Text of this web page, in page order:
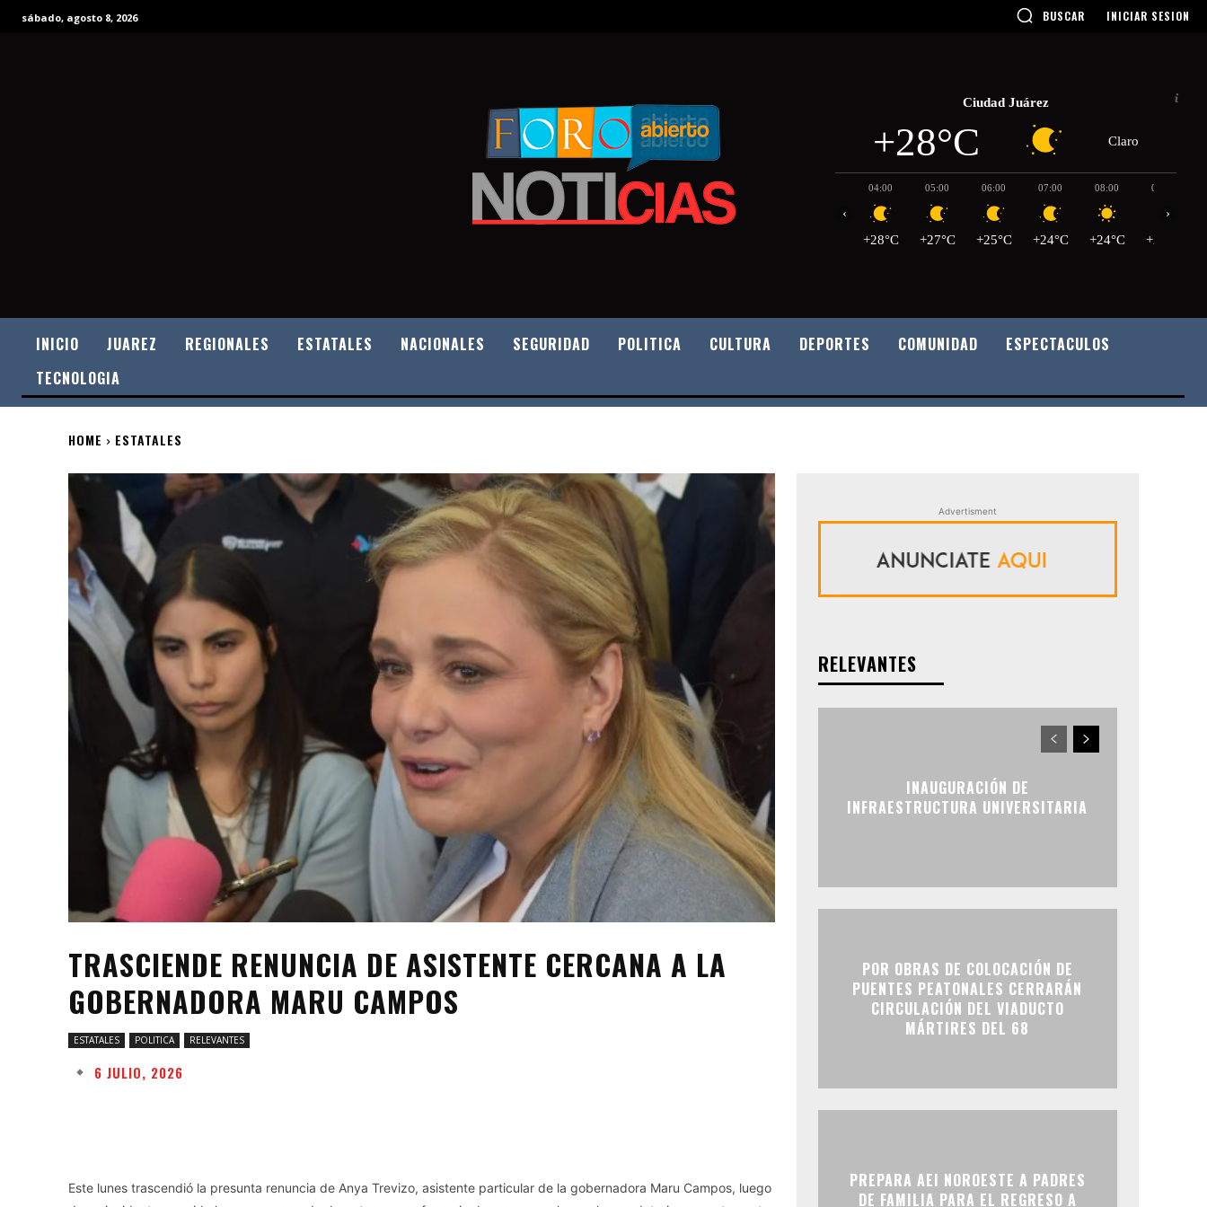
sábado, agosto 8, 2026 BUSCAR INICIAR SESION
Ciudad Juárez
+28°C Claro
04:00
+28°C
05:00
+27°C
06:00
+25°C
07:00
+24°C
08:00
+24°C
09:00
+27°C
‹ ›
INICIO JUAREZ REGIONALES ESTATALES NACIONALES SEGURIDAD POLITICA CULTURA DEPORTES COMUNIDAD
ESPECTACULOS
TECNOLOGIA
HOME ESTATALES
TRASCIENDE RENUNCIA DE ASISTENTE CERCANA A LA
GOBERNADORA MARU CAMPOS
ESTATALES POLITICA RELEVANTES
6 JULIO, 2026
Este lunes trascendió la presunta renuncia de Anya Trevizo, asistente particular de la gobernadora Maru Campos, luego
Advertisment
RELEVANTES
INAUGURACIÓN DE
INFRAESTRUCTURA UNIVERSITARIA
POR OBRAS DE COLOCACIÓN DE
PUENTES PEATONALES CERRARÁN
CIRCULACIÓN DEL VIADUCTO
MÁRTIRES DEL 68
PREPARA AEI NOROESTE A PADRES
DE FAMILIA PARA EL REGRESO A